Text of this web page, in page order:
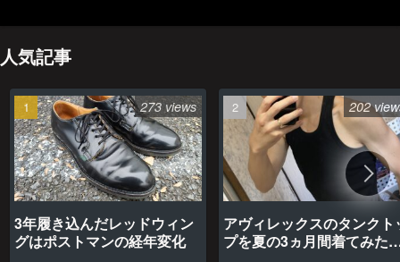
人気記事
3年履き込んだレッドウィン
グはポストマンの経年変化
273 views
アヴィレックスのタンクト
プを夏の3ヵ月間着てみた
202